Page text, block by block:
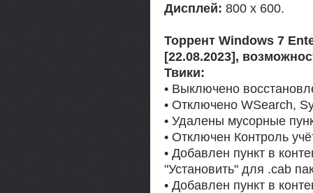
Дисплей: 800 x 600.
Торрент Windows 7
[22.08.2023],
Твики:
• Выключено
• Отключено WSearch,
• Удалены мусорные
• Отключен Контроль
• Добавлен пункт в
"Установить" для .cab
• Добавлен пункт в